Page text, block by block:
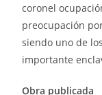
coronel
preocupación
siendo uno de
importante
Obra publicada